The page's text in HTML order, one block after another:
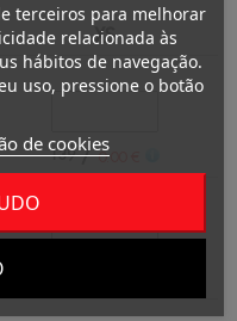
XS
139/0.00 €
terceiros para melhorar
relacionada às
hábitos de navegação.
uso, pressione o botão
de cookies